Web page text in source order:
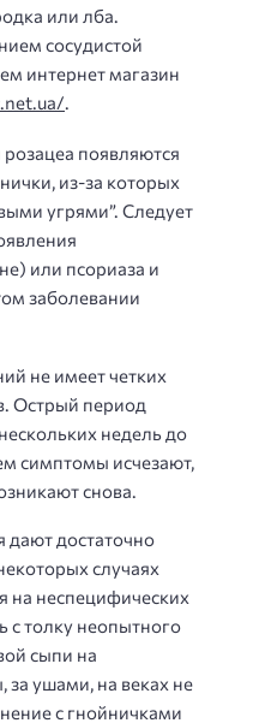
или лба.
сосудистой
интернет магазин
.
появляются
из-за которых
угрями”. Следует
или псориаза и
заболевании
не имеет четких
Острый период
недель до
симптомы исчезают,
снова.
дают достаточно
случаях
на неспецифических
с толку неопытного
сыпи на
за ушами, на веках не
с гнойничками